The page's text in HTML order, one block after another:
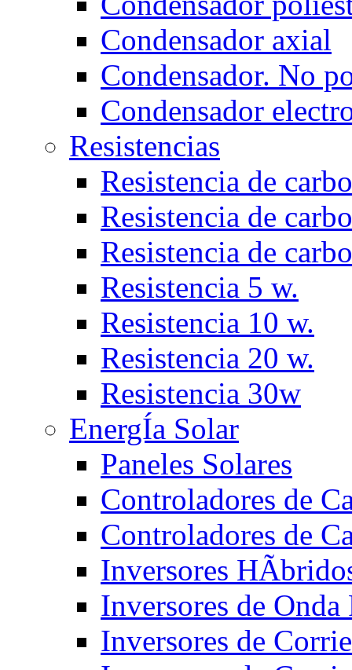
Condensador axial
Condensador. No
Condensador
Resistencias
Resistencia de
Resistencia de
Resistencia de
Resistencia 5 w.
Resistencia 10 w.
Resistencia 20 w.
Resistencia 30w
EnergÍa Solar
Paneles Solares
Controladores de
Controladores de
Inversores
Inversores de
Inversores de